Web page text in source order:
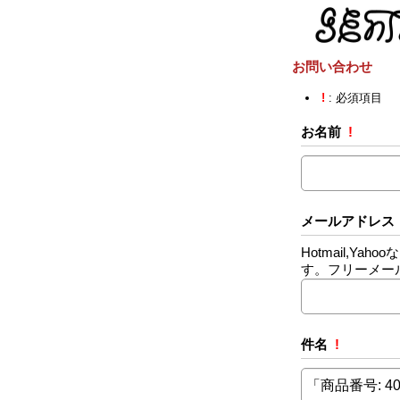
お問い合わせ
! : 必須項目
お名前 !
メールアドレス
Hotmail,Yahoo
す。フリーメー
件名 !